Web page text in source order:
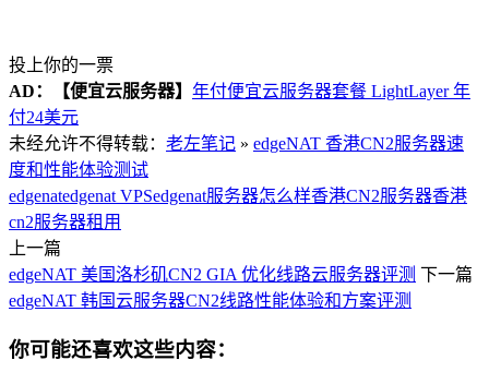
投上你的一票
AD：
【便宜云服务器】 年付便宜云服务器套餐 LightLayer 年
付24美元
未经允许不得转载： 老左笔记 » edgeNAT 香港CN2服务器速
度和性能体验测试
edgenatedgenat VPSedgenat服务器怎么样香港CN2服务器香港
cn2服务器租用
上一篇
edgeNAT 美国洛杉矶CN2 GIA 优化线路云服务器评测 下一篇
edgeNAT 韩国云服务器CN2线路性能体验和方案评测
你可能还喜欢这些内容：